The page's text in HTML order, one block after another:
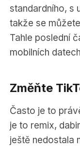
standardního, s
takže se
Tahle poslední
mobilních
Změňte
Často je to
je to remix,
ještě nedostala